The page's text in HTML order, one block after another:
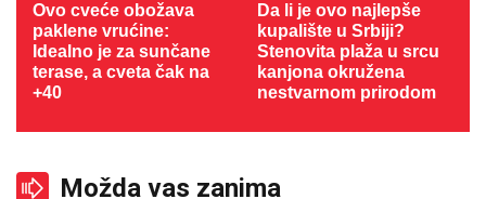
Ovo cveće obožava
paklene vrućine:
Idealno je za sunčane
terase, a cveta čak na
+40
Da li je ovo najlepše
kupalište u Srbiji?
Stenovita plaža u srcu
kanjona okružena
nestvarnom prirodom
Možda vas zanima